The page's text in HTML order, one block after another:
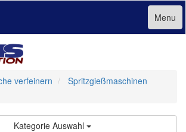
Menu
verfeinern
Spritzgießmaschinen
Kategorie Auswahl